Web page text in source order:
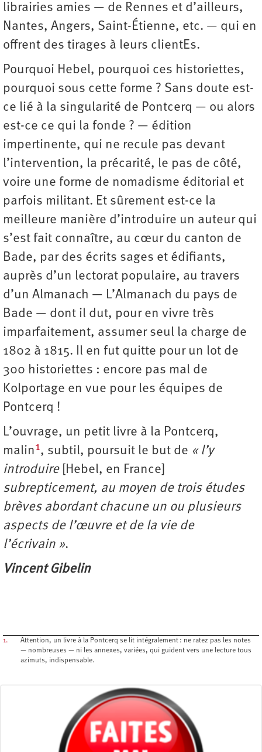
librairies amies — de Rennes et d’ailleurs,
Nantes, Angers, Saint-Étienne, etc. — qui en
offrent des tirages à leurs clientEs.
Pourquoi Hebel, pourquoi ces historiettes,
pourquoi sous cette forme ? Sans doute est-
ce lié à la singularité de Pontcerq — ou alors
est-ce ce qui la fonde ? — édition
impertinente, qui ne recule pas devant
l’intervention, la précarité, le pas de côté,
voire une forme de nomadisme éditorial et
parfois militant. Et sûrement est-ce la
meilleure manière d’introduire un auteur qui
s’est fait connaître, au cœur du canton de
Bade, par des écrits sages et édifiants,
auprès d’un lectorat populaire, au travers
d’un Almanach — L’Almanach du pays de
Bade — dont il dut, pour en vivre très
imparfaitement, assumer seul la charge de
1802 à 1815. Il en fut quitte pour un lot de
300 historiettes : encore pas mal de
Kolportage en vue pour les équipes de
Pontcerq !
L’ouvrage, un petit livre à la Pontcerq,
malin1, subtil, poursuit le but de « l’y
introduire [Hebel, en France]
subrepticement, au moyen de trois études
brèves abordant chacune un ou plusieurs
aspects de l’œuvre et de la vie de
l’écrivain ».
Vincent Gibelin
1.
Attention, un livre à la Pontcerq se lit intégralement : ne ratez pas les notes
— nombreuses — ni les annexes, variées, qui guident vers une lecture tous
azimuts, indispensable.